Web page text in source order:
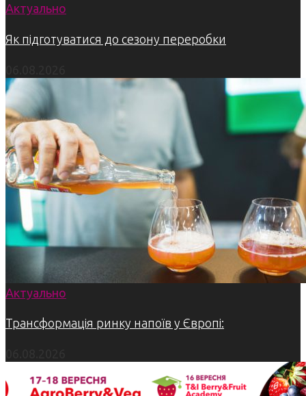
Актуально
Як підготуватися до сезону переробки
Актуально
Трансформація ринку напоїв у Європі: